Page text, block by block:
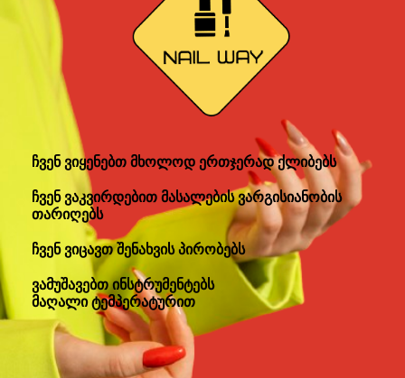
ჩვენ ვიყენებთ მხოლოდ ერთჯერად ქლიბებს
ჩვენ ვაკვირდებით მასალების ვარგისიანობის
თარიღებს
ჩვენ ვიცავთ შენახვის პირობებს
ვამუშავებთ ინსტრუმენტებს
მაღალი ტემპერატურით